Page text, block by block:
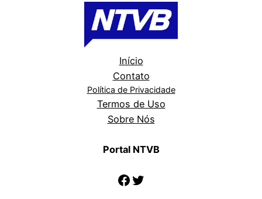
Início
Contato
Política de Privacidade
Termos de Uso
Sobre Nós
Portal NTVB
Facebook
Twitter